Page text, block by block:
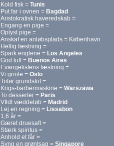
Kold fisk = Tunis
Put far i ovnen = Bagdad
Aristokratisk haveredskab =
Engang en pige =
Oplyst pige =
Anskaf en anløbsplads = København
Hellig fæstning =
Spark englene = Los Angeles
God luft = Buenos Aires
Evangelistens fæstning =
Vi grinte = Oslo
Tiifør grundstof =
Krigs-barbermaskine = Warszawa
To desserter = Paris
VIldt væddeløb = Madrid
Lej en regning = Lissabon
1,6 år =
Gæret druesaft =
Stærk spiritus =
Anhold et får =
Syng en grøntsag = Singapore